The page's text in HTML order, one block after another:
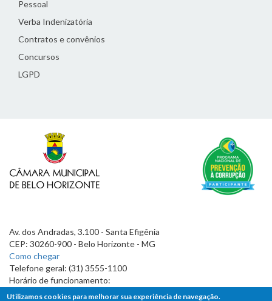
Pessoal
Verba Indenizatória
Contratos e convênios
Concursos
LGPD
Av. dos Andradas, 3.100 - Santa Efigênia
CEP: 30260-900 - Belo Horizonte - MG
Como chegar
Telefone geral: (31) 3555-1100
Horário de funcionamento:
7h às 19h
Utilizamos cookies para melhorar sua experiência de navegação.